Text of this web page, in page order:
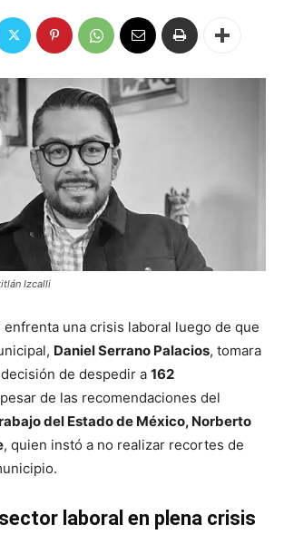
Izcalli
enfrenta una crisis laboral luego de que
Daniel Serrano Palacios, tomara
de despedir a 162
de las recomendaciones del
del Estado de México, Norberto
, quien instó a no realizar recortes de
laboral en plena crisis